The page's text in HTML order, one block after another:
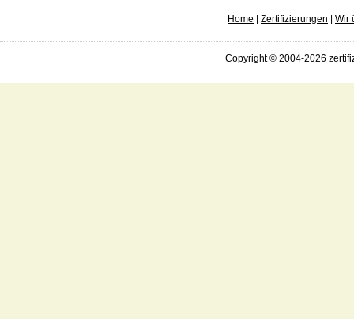
Home Zertifizierungen Wir
Copyright © 2004-2026